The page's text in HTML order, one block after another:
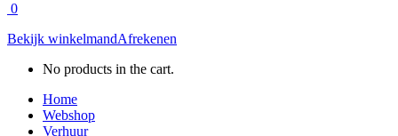
0
Bekijk winkelmandAfrekenen
No products in the cart.
Home
Webshop
Verhuur